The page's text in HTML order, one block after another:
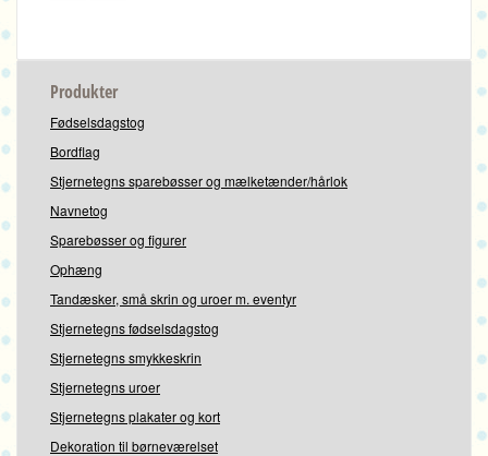
Produkter
Fødselsdagstog
Bordflag
Stjernetegns sparebøsser og mælketænder/hårlok
Navnetog
Sparebøsser og figurer
Ophæng
Tandæsker, små skrin og uroer m. eventyr
Stjernetegns fødselsdagstog
Stjernetegns smykkeskrin
Stjernetegns uroer
Stjernetegns plakater og kort
Dekoration til børneværelset